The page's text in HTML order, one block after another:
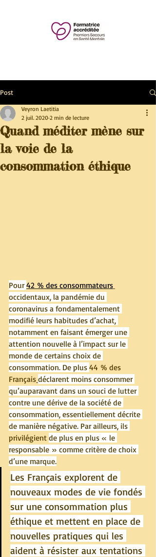
Post
Quand méditer mène sur
la voie de la
consommation éthique
Veyron Laetitia
2 juil. 2020 2 min de lecture
Pour 42 % des consommateurs
occidentaux, la pandémie du
coronavirus a fondamentalement
modifié leurs habitudes d’achat,
notamment en faisant émerger une
attention nouvelle à l’impact sur le
monde de certains choix de
consommation. De plus 44 % des
Français déclarent moins consommer
qu’auparavant dans un souci de lutter
contre une dérive de la société de
consommation, essentiellement décrite
de manière négative. Par ailleurs, ils
privilégient de plus en plus « le
responsable » comme critère de choix
d’une marque.
Les Français explorent de
nouveaux modes de vie fondés
sur une consommation plus
éthique et mettent en place de
nouvelles pratiques qui les
aident à résister aux tentations